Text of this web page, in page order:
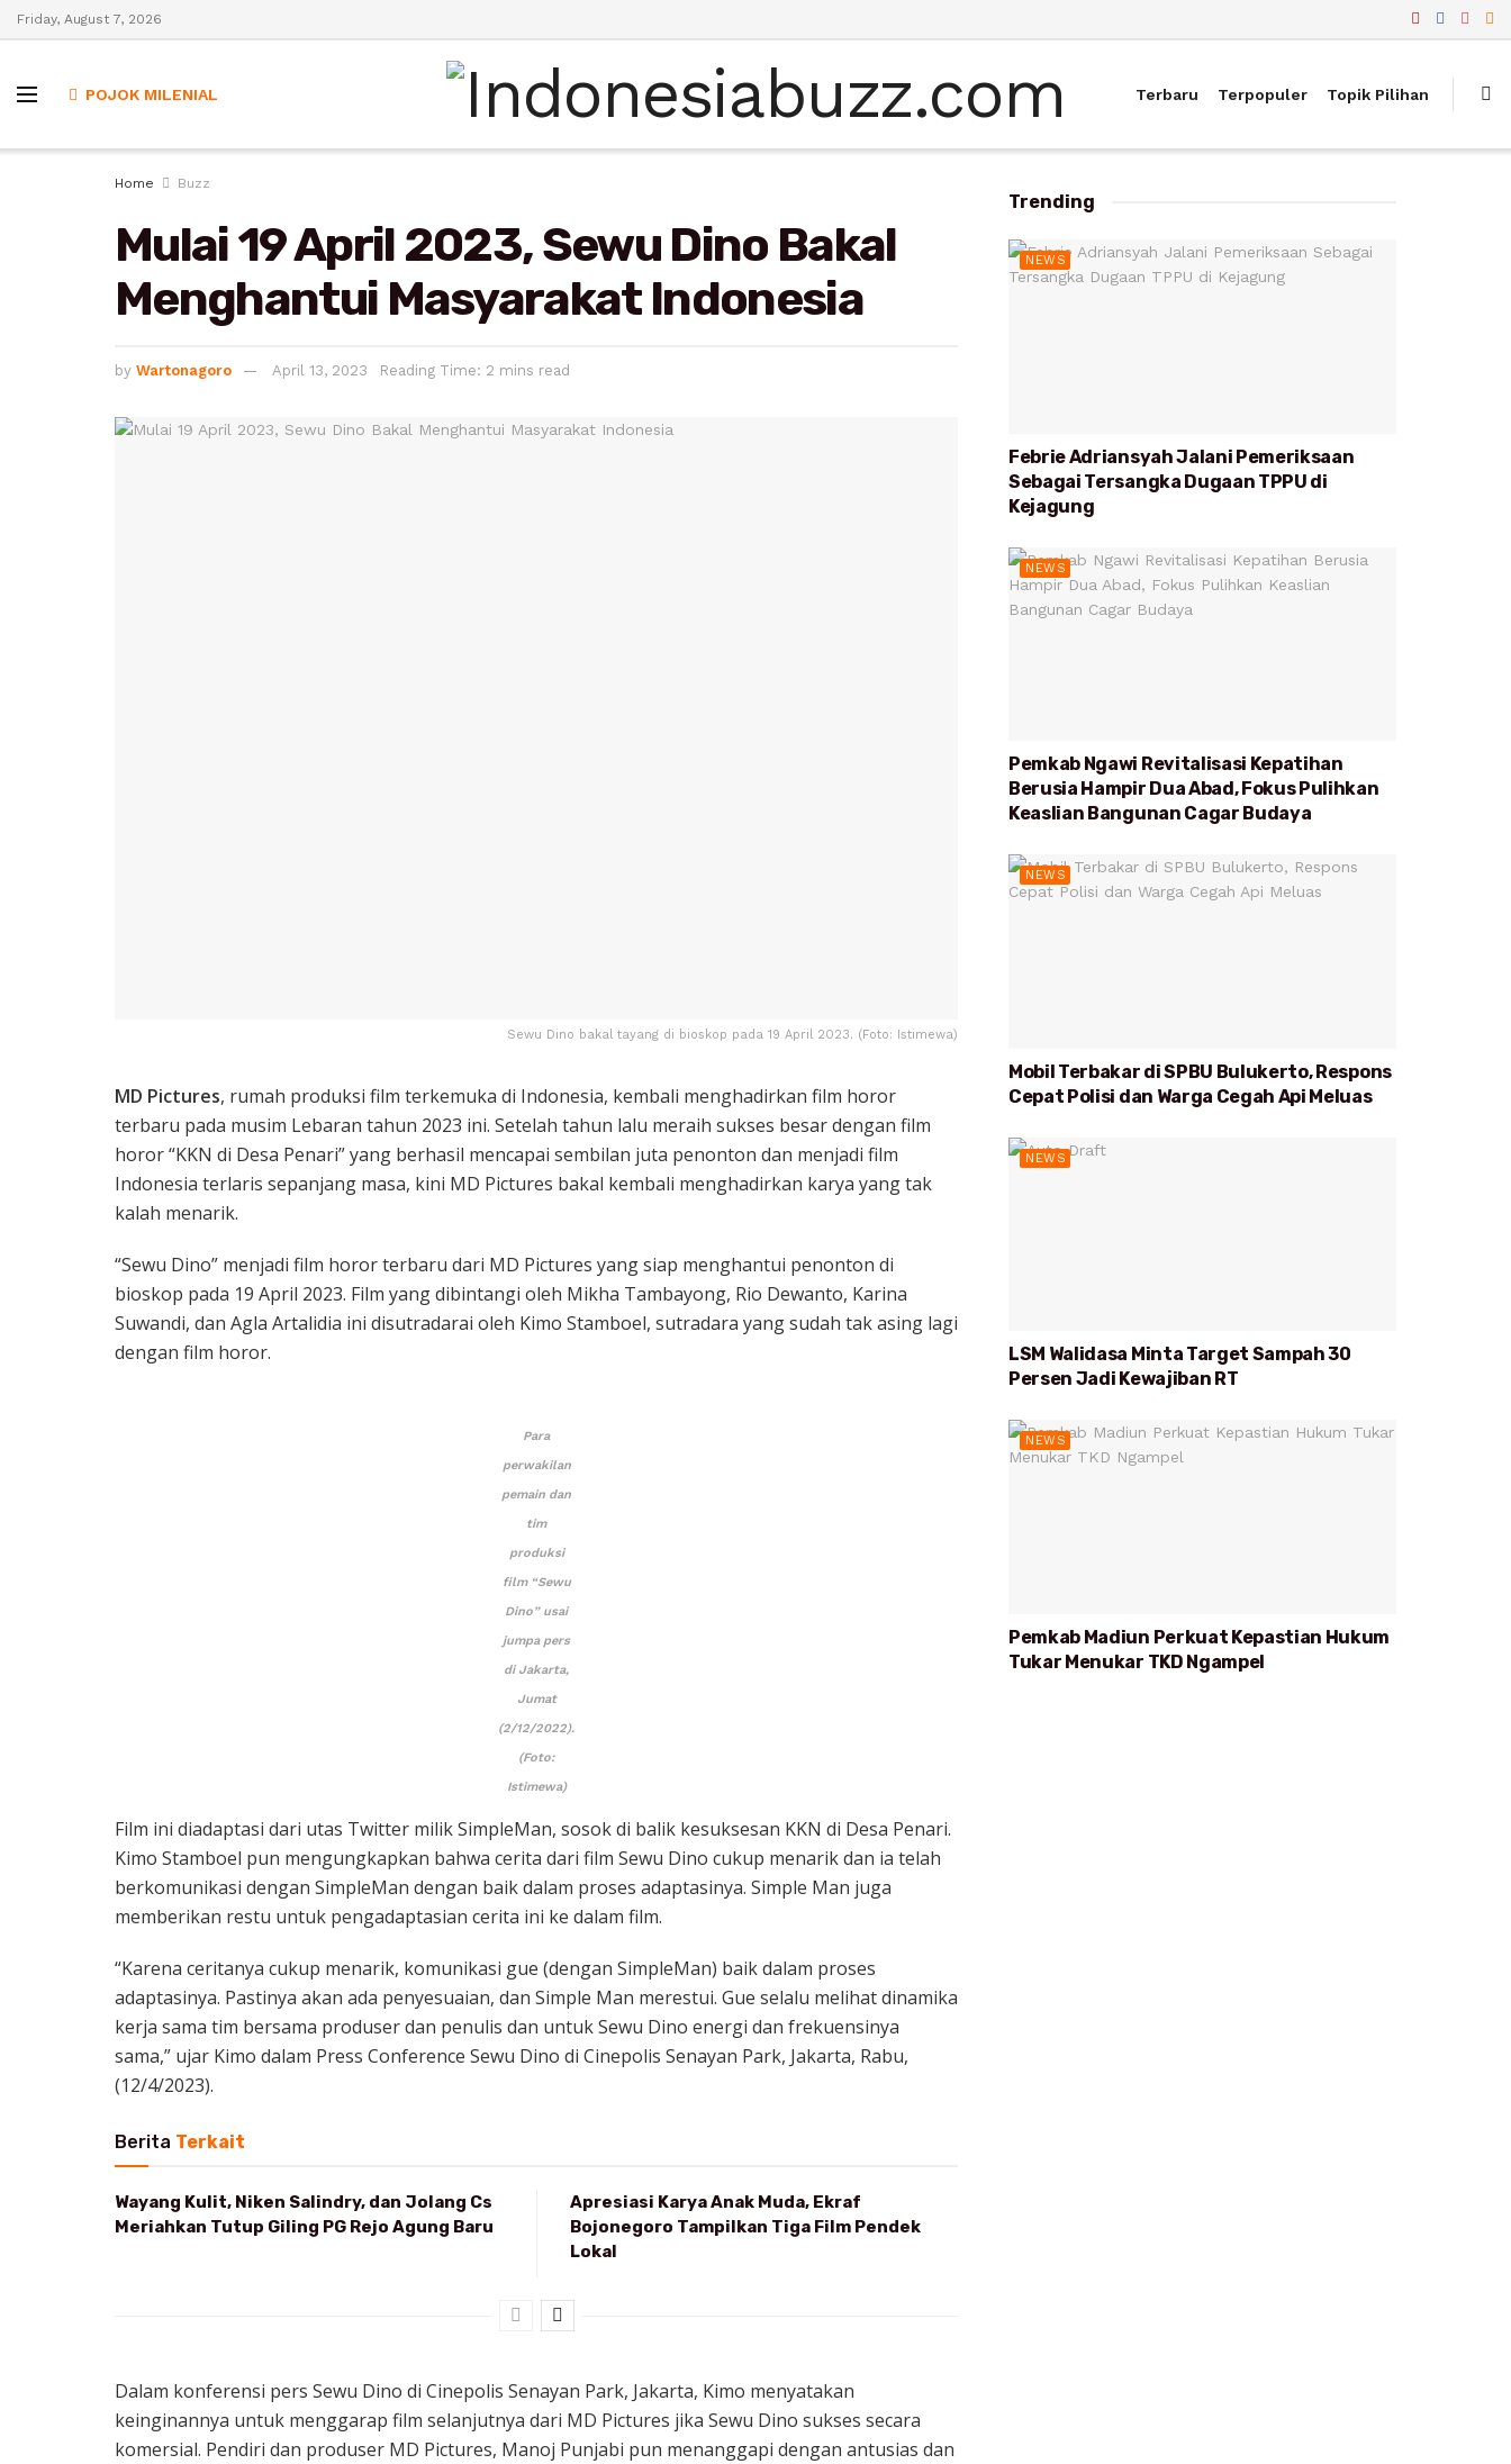
Friday, August 7, 2026
POJOK MILENIAL Terbaru Terpopuler Topik Pilihan
Home Buzz
Mulai 19 April 2023, Sewu Dino Bakal
Menghantui Masyarakat Indonesia
by Wartonagoro April 13, 2023 Reading Time: 2 mins read
Sewu Dino bakal tayang di bioskop pada 19 April 2023. (Foto: Istimewa)
MD Pictures, rumah produksi film terkemuka di Indonesia, kembali menghadirkan film horor
terbaru pada musim Lebaran tahun 2023 ini. Setelah tahun lalu meraih sukses besar dengan film
horor “KKN di Desa Penari” yang berhasil mencapai sembilan juta penonton dan menjadi film
Indonesia terlaris sepanjang masa, kini MD Pictures bakal kembali menghadirkan karya yang tak
kalah menarik.
“Sewu Dino” menjadi film horor terbaru dari MD Pictures yang siap menghantui penonton di
bioskop pada 19 April 2023. Film yang dibintangi oleh Mikha Tambayong, Rio Dewanto, Karina
Suwandi, dan Agla Artalidia ini disutradarai oleh Kimo Stamboel, sutradara yang sudah tak asing lagi
dengan film horor.
Para
perwakilan
pemain dan
tim
produksi
film “Sewu
Dino” usai
jumpa pers
di Jakarta,
Jumat
(2/12/2022).
(Foto:
Istimewa)
Film ini diadaptasi dari utas Twitter milik SimpleMan, sosok di balik kesuksesan KKN di Desa Penari.
Kimo Stamboel pun mengungkapkan bahwa cerita dari film Sewu Dino cukup menarik dan ia telah
berkomunikasi dengan SimpleMan dengan baik dalam proses adaptasinya. Simple Man juga
memberikan restu untuk pengadaptasian cerita ini ke dalam film.
“Karena ceritanya cukup menarik, komunikasi gue (dengan SimpleMan) baik dalam proses
adaptasinya. Pastinya akan ada penyesuaian, dan Simple Man merestui. Gue selalu melihat dinamika
kerja sama tim bersama produser dan penulis dan untuk Sewu Dino energi dan frekuensinya
sama,” ujar Kimo dalam Press Conference Sewu Dino di Cinepolis Senayan Park, Jakarta, Rabu,
(12/4/2023).
Berita Terkait
Wayang Kulit, Niken Salindry, dan Jolang Cs
Meriahkan Tutup Giling PG Rejo Agung Baru
Apresiasi Karya Anak Muda, Ekraf
Bojonegoro Tampilkan Tiga Film Pendek
Lokal
Dalam konferensi pers Sewu Dino di Cinepolis Senayan Park, Jakarta, Kimo menyatakan
keinginannya untuk menggarap film selanjutnya dari MD Pictures jika Sewu Dino sukses secara
komersial. Pendiri dan produser MD Pictures, Manoj Punjabi pun menanggapi dengan antusias dan
Trending
NEWS
Febrie Adriansyah Jalani Pemeriksaan
Sebagai Tersangka Dugaan TPPU di
Kejagung
NEWS
Pemkab Ngawi Revitalisasi Kepatihan
Berusia Hampir Dua Abad, Fokus Pulihkan
Keaslian Bangunan Cagar Budaya
NEWS
Mobil Terbakar di SPBU Bulukerto, Respons
Cepat Polisi dan Warga Cegah Api Meluas
NEWS
LSM Walidasa Minta Target Sampah 30
Persen Jadi Kewajiban RT
NEWS
Pemkab Madiun Perkuat Kepastian Hukum
Tukar Menukar TKD Ngampel